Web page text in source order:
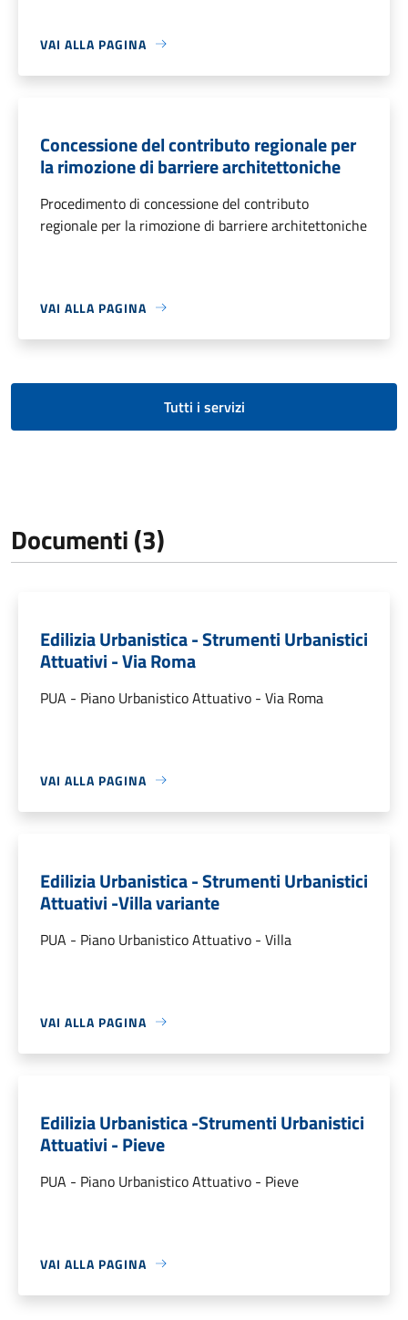
VAI ALLA PAGINA
Concessione del contributo regionale per
la rimozione di barriere architettoniche
Procedimento di concessione del contributo
regionale per la rimozione di barriere architettoniche
VAI ALLA PAGINA
Tutti i servizi
Documenti (3)
Edilizia Urbanistica - Strumenti Urbanistici
Attuativi - Via Roma
PUA - Piano Urbanistico Attuativo - Via Roma
VAI ALLA PAGINA
Edilizia Urbanistica - Strumenti Urbanistici
Attuativi -Villa variante
PUA - Piano Urbanistico Attuativo - Villa
VAI ALLA PAGINA
Edilizia Urbanistica -Strumenti Urbanistici
Attuativi - Pieve
PUA - Piano Urbanistico Attuativo - Pieve
VAI ALLA PAGINA